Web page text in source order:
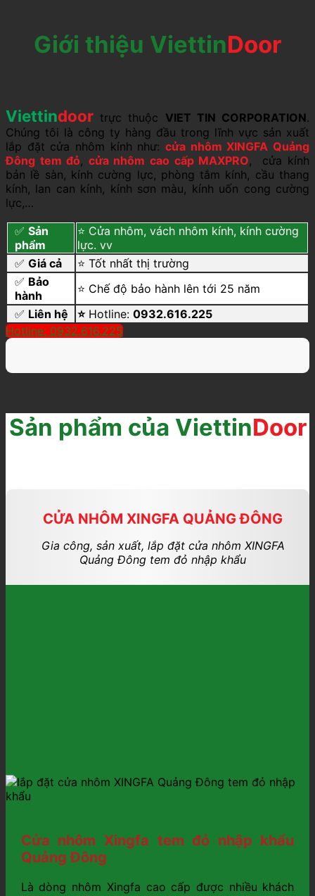
Giới thiệu ViettinDoor
Viettindoor trực thuộc VIET TIN CORPORATION.
Chúng tôi là công ty hàng đầu trong lĩnh vực sản xuất
lắp đặt cửa nhôm kính như: cửa nhôm XINGFA Quảng
Đông tem đỏ, cửa nhôm cao cấp MAXPRO, cửa kính
bản lề sàn, kính cường lực, phòng tắm kính, cầu thang
kính, lan can kính, kính sơn màu, kính uốn cong cường
lực,…
✅ Sản
phẩm
⭐ Cửa nhôm, vách nhôm kính, kính cường
lực. vv
✅ Giá cả
⭐ Tốt nhất thị trường
✅ Bảo
hành
⭐ Chế độ bảo hành lên tới 25 năm
✅ Liên hệ ⭐Hotline: 0932.616.225
Hotline: 0932.616.225
Sản phẩm của ViettinDoor
CỬA NHÔM XINGFA QUẢNG ĐÔNG
Gia công, sản xuất, lắp đặt cửa nhôm XINGFA
Quảng Đông tem đỏ nhập khẩu
Cửa nhôm Xingfa tem đỏ nhập khẩu
Quảng Đông
Là dòng nhôm Xingfa cao cấp được nhiều khách